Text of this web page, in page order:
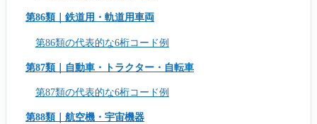
第86類｜鉄道用・軌道用車両
第86類の代表的な6桁コード例
第87類｜自動車・トラクター・自転車
第87類の代表的な6桁コード例
第88類｜航空機・宇宙機器